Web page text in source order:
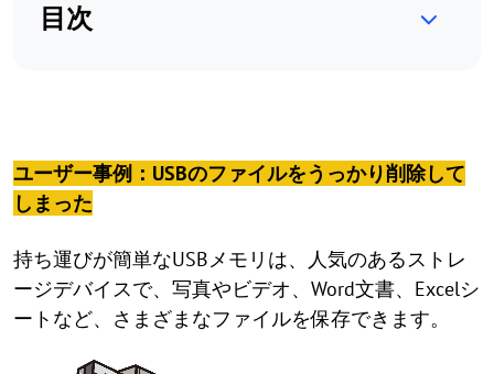
目次
ユーザー事例：USBのファイルをうっかり削除して
しまった
持ち運びが簡単なUSBメモリは、人気のあるストレ
ージデバイスで、写真やビデオ、Word文書、Excelシ
ートなど、さまざまなファイルを保存できます。